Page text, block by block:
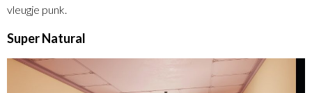
vleugje punk.
Super Natural